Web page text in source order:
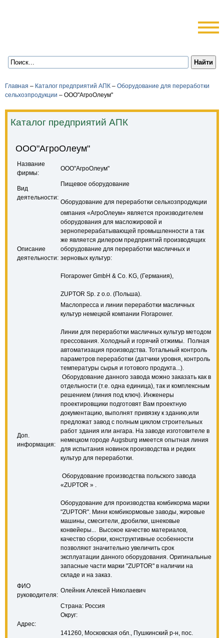
Главная – Каталог предприятий АПК – Оборудование для переработки
сельхозпродукции – ООО"АгроОлеум"
Каталог предприятий АПК
ООО"АгроОлеум"
Название
фирмы:
ООО"АгроОлеум"
Вид
деятельности:
Пищевое оборудование
Оборудование для переработки сельхозпродукции
Описание
деятельности:
омпания «АгроОлеум» является производителем
оборудования для масложировой и
зерноперерабатывающей промышленности а так
же является дилером предприятий производящих
оборудование для переработки масличных и
зерновых культур:
Florapower GmbH & Co. KG, (Германия),
ZUPTOR Sp. z o.o. (Польша).
Доп.
информация:
Маслопресса и линии переработки масличных
культур немецкой компании Florapower.
Линии для переработки масличных культур методом
прессования. Холодный и горячий отжимы. Полная
автоматизация производства. Тотальный контроль
параметров переработки (датчики уровня, контроль
температуры сырья и готового продукта...).
Оборудование данного завода можно заказать как в
отдельности (т.е. одна единица), так и комплексным
решением (линия под ключ). Инженеры
проектировщики подготовят Вам проектную
документацию, выполнят привязку к зданию,или
предложат завод с полным циклом строительных
работ здания или ангара. На заводе изготовителе в
немецком городе Augsburg имеется опытная линия
для испытания новинок производства и редких
культур для переработки.
Оборудование производства польского завода
«ZUPTOR » .
Оборудование для производства комбикорма марки
"ZUPTOR". Мини комбикормовые заводы, жировые
машины, смесители, дробилки, шнековые
конвейеры... Высокое качество материалов,
качество сборки, конструктивные особенности
позволяют значительно увеличить срок
эксплуатации данного оборудования. Оригинальные
запасные части марки "ZUPTOR" в наличии на
складе и на заказ.
ФИО
руководителя:
Олейник Алексей Николаевич
Адрес:
Страна: Россия
Округ:
141260, Московская обл., Пушкинский р-н, пос.